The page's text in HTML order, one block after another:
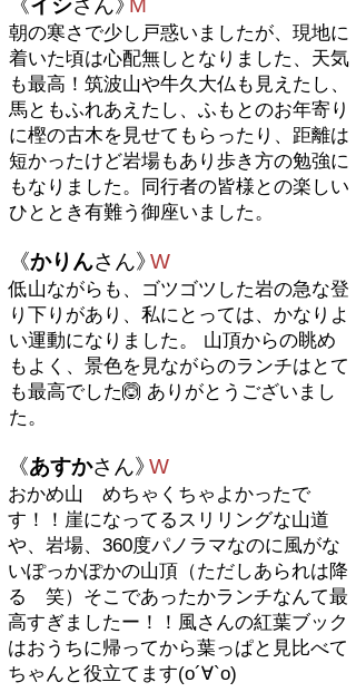
《イシさん》 M
朝の寒さで少し戸惑いましたが、現地に
着いた頃は心配無しとなりました、天気
も最高！筑波山や牛久大仏も見えたし、
馬ともふれあえたし、ふもとのお年寄り
に樫の古木を見せてもらったり、距離は
短かったけど岩場もあり歩き方の勉強に
もなりました。同行者の皆様との楽しい
ひととき有難う御座いました。
《かりんさん》W
低山ながらも、ゴツゴツした岩の急な登
り下りがあり、私にとっては、かなりよ
い運動になりました。 山頂からの眺め
もよく、景色を見ながらのランチはとて
も最高でした🙆 ありがとうございまし
た。
《あすかさん》W
おかめ山 めちゃくちゃよかったで
す！！崖になってるスリリングな山道
や、岩場、360度パノラマなのに風がな
いぽっかぽかの山頂（ただしあられは降
る 笑）そこであったかランチなんて最
高すぎましたー！！風さんの紅葉ブック
はおうちに帰ってから葉っぱと見比べて
ちゃんと役立てます(о´∀`о)